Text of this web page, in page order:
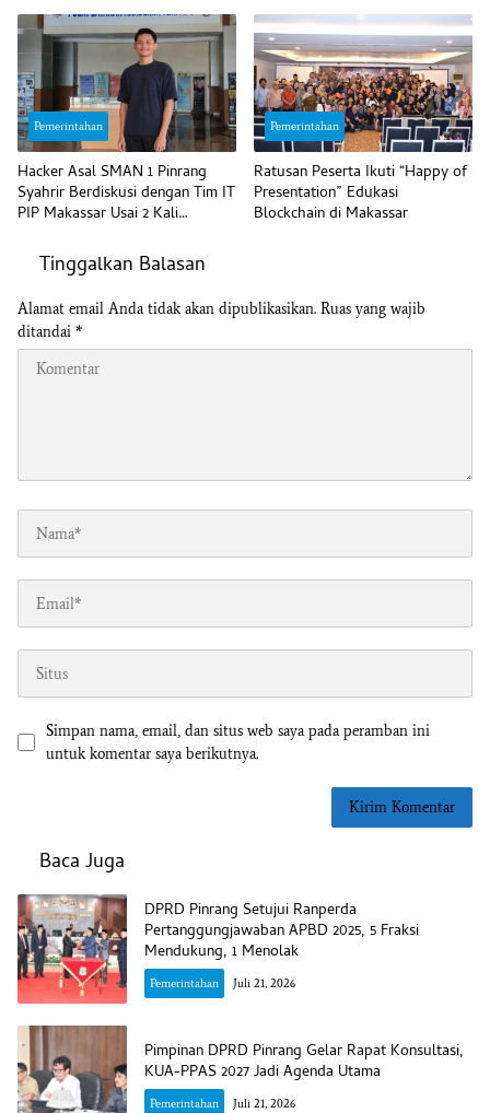
Pemerintahan
Hacker Asal SMAN 1 Pinrang
Syahrir Berdiskusi dengan Tim IT
PIP Makassar Usai 2 Kali
Pemerintahan
Ratusan Peserta Ikuti “Happy of
Presentation” Edukasi
Blockchain di Makassar
Tinggalkan Balasan
Alamat email Anda tidak akan dipublikasikan. Ruas yang wajib
ditandai *
Simpan nama, email, dan situs web saya pada peramban ini
untuk komentar saya berikutnya.
Baca Juga
DPRD Pinrang Setujui Ranperda
Pertanggungjawaban APBD 2025, 5 Fraksi
Mendukung, 1 Menolak
Pemerintahan Juli 21, 2026
Pimpinan DPRD Pinrang Gelar Rapat Konsultasi,
KUA-PPAS 2027 Jadi Agenda Utama
Pemerintahan Juli 21, 2026